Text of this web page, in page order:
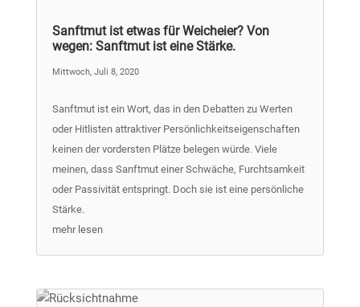
Sanftmut ist etwas für Weicheier? Von
wegen: Sanftmut ist eine Stärke.
Mittwoch, Juli 8, 2020
Sanftmut ist ein Wort, das in den Debatten zu Werten
oder Hitlisten attraktiver Persönlichkeitseigenschaften
keinen der vordersten Plätze belegen würde. Viele
meinen, dass Sanftmut einer Schwäche, Furchtsamkeit
oder Passivität entspringt. Doch sie ist eine persönliche
Stärke.
mehr lesen